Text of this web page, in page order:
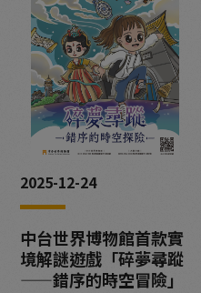
2025-12-24
中台世界博物館首款實
境解謎遊戲「碎夢尋蹤
——錯序的時空冒險」